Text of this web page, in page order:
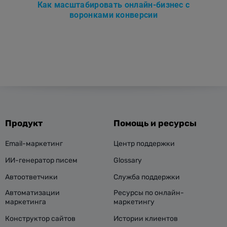
Как масштабировать онлайн-бизнес с
воронками конверсии
Продукт
Email-маркетинг
ИИ-генератор писем
Автоответчики
Автоматизации
маркетинга
Конструктор сайтов
Помощь и ресурсы
Центр поддержки
Glossary
Служба поддержки
Ресурсы по онлайн-
маркетингу
Истории клиентов